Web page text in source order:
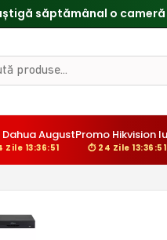
Dahua August
Zile 13:36:50
Promo Hikvision
⏱ 24 Zile 13:36:50